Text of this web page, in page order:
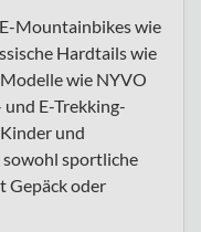
Mountainbikes wie
Hardtails wie
wie NYVO
und E-Trekking-
und
sowohl sportliche
Gepäck oder